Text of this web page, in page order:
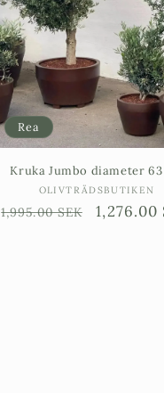
Rea
Kruka Jumbo diameter 63
Säljare:
OLIVTRÄDSBUTIKEN
Ordinarie
1,995.00 SEK 1,276.00